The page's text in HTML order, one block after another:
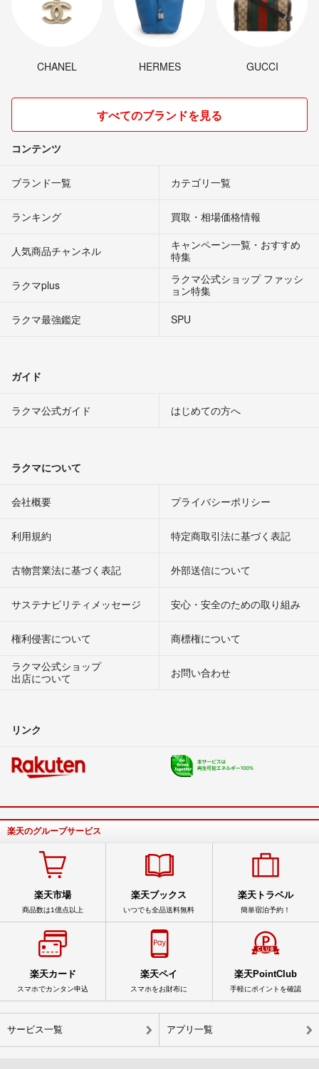
CHANEL HERMES GUCCI
すべてのブランドを見る
コンテンツ
ブランド一覧 カテゴリ一覧
ランキング 買取・相場価格情報
人気商品チャンネル
キャンペーン一覧・おすすめ
特集
ラクマplus
ラクマ公式ショップ ファッシ
ョン特集
ラクマ最強鑑定
SPU
ガイド
ラクマ公式ガイド はじめての方へ
ラクマについて
会社概要 プライバシーポリシー
利用規約 特定商取引法に基づく表記
古物営業法に基づく表記 外部送信について
サステナビリティメッセージ 安心・安全のための取り組み
権利侵害について
商標権について
ラクマ公式ショップ
出店について
お問い合わせ
リンク
楽天のグループサービス
楽天市場
商品数は1億点以上
楽天ブックス
いつでも全品送料無料
楽天トラベル
簡単宿泊予約！
楽天カード
スマホでカンタン申込
楽天ペイ
スマホをお財布に
楽天PointClub
手軽にポイントを確認
サービス一覧 アプリ一覧